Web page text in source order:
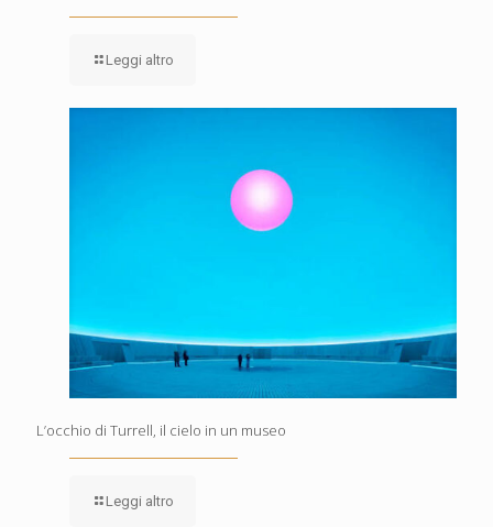
Leggi altro
L’occhio di Turrell, il cielo in un museo
Leggi altro